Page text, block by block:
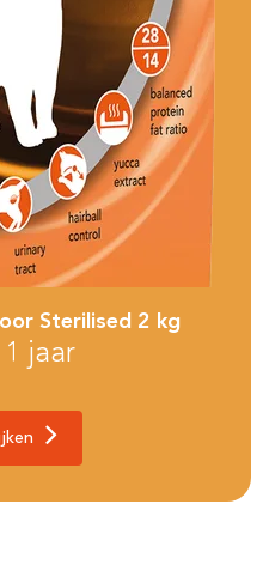
Sterilised 2 kg
1 jaar